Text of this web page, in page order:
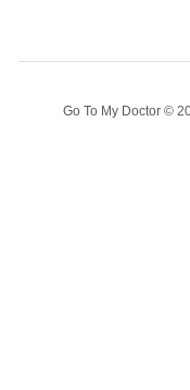
Go To My Doctor ©